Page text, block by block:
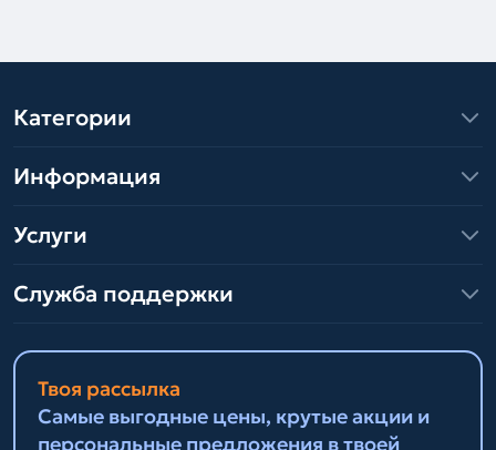
Категории
Информация
Услуги
Служба поддержки
Твоя рассылка
Самые выгодные цены, крутые акции и
персональные предложения в твоей